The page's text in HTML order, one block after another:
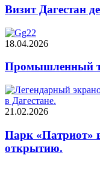
Визит Дагестан
18.04.2026
Промышленный
21.02.2026
Парк «Патриот»
открытию.